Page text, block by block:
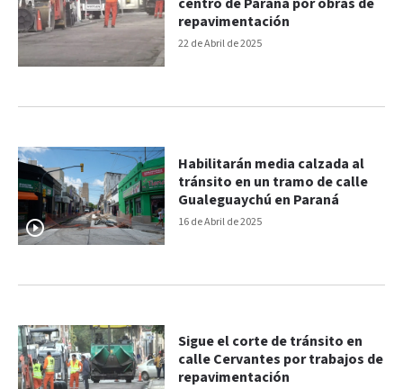
22 de Abril de 2025
centro de Paraná por obras de
repavimentación
16 de Abril de 2025
Habilitarán media calzada al
tránsito en un tramo de calle
Gualeguaychú en Paraná
Sigue el corte de tránsito en
calle Cervantes por trabajos de
repavimentación